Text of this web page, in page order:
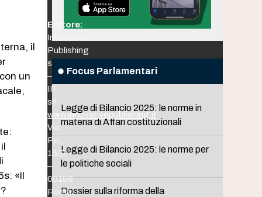
il
un
«Il
Focus Parlamentari
Legge di Bilancio 2025: le norme in
materia di Affari costituzionali
Legge di Bilancio 2025: le norme per
le politiche sociali
Dossier sulla riforma della
Editore:
Innovative
Publishing
srl
–
IP
srl
www.innovativepublishing.it
Via
Po,
16/B
–
00198
Roma